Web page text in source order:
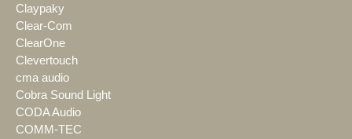
Claypaky
Clear-Com
ClearOne
Clevertouch
cma audio
Cobra Sound Light
CODA Audio
COMM-TEC